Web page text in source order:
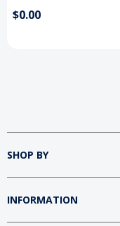
$0.00
SHOP BY
INFORMATION